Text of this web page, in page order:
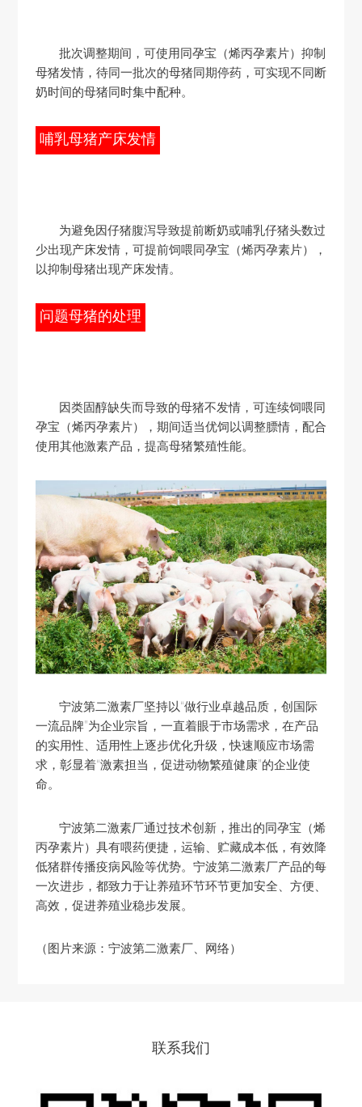
批次调整期间，可使用同孕宝（烯丙孕素片）抑制
母猪发情，待同一批次的母猪同期停药，可实现不同断
奶时间的母猪同时集中配种。
哺乳母猪产床发情
为避免因仔猪腹泻导致提前断奶或哺乳仔猪头数过
少出现产床发情，可提前饲喂同孕宝（烯丙孕素片），
以抑制母猪出现产床发情。
问题母猪的处理
因类固醇缺失而导致的母猪不发情，可连续饲喂同
孕宝（烯丙孕素片），期间适当优饲以调整膘情，配合
使用其他激素产品，提高母猪繁殖性能。
宁波第二激素厂坚持以“做行业卓越品质，创国际
一流品牌”为企业宗旨，一直着眼于市场需求，在产品
的实用性、适用性上逐步优化升级，快速顺应市场需
求，彰显着“激素担当，促进动物繁殖健康”的企业使
命。
宁波第二激素厂通过技术创新，推出的同孕宝（烯
丙孕素片）具有喂药便捷，运输、贮藏成本低，有效降
低猪群传播疫病风险等优势。宁波第二激素厂产品的每
一次进步，都致力于让养殖环节环节更加安全、方便、
高效，促进养殖业稳步发展。
（图片来源：宁波第二激素厂、网络）
联系我们